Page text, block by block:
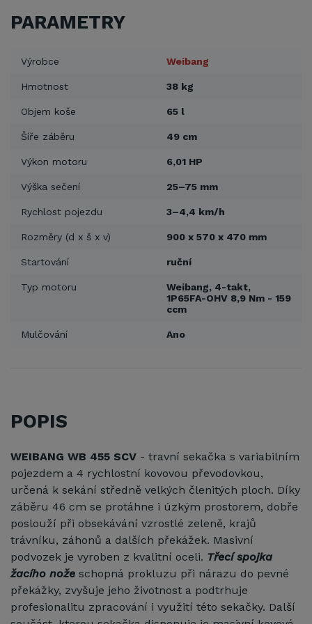
PARAMETRY
Výrobce Weibang
Hmotnost 38 kg
Objem koše 65 l
Šíře záběru 49 cm
Výkon motoru 6,01 HP
Výška sečení 25–75 mm
Rychlost pojezdu 3–4,4 km/h
Rozměry (d x š x v) 900 x 570 x 470 mm
Startování ruční
Typ motoru
Weibang, 4-takt,
1P65FA-OHV 8,9 Nm - 159
ccm
Mulčování Ano
POPIS
WEIBANG WB 455 SCV - travní sekačka s variabilním
pojezdem a 4 rychlostní kovovou převodovkou,
určená k sekání středně velkých členitých ploch. Díky
záběru 46 cm se protáhne i úzkým prostorem, dobře
poslouží při obsekávání vzrostlé zeleně, krajů
trávníku, záhonů a dalších překážek. Masivní
podvozek je vyroben z kvalitní oceli. Třecí spojka
žacího nože schopná prokluzu při nárazu do pevné
překážky, zvyšuje jeho životnost a podtrhuje
profesionalitu zpracování i využití této sekačky. Další